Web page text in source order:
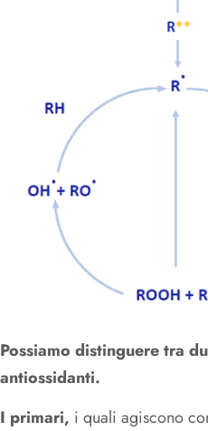
Possiamo distinguere tra
antiossidanti.
I primari, i quali agiscono